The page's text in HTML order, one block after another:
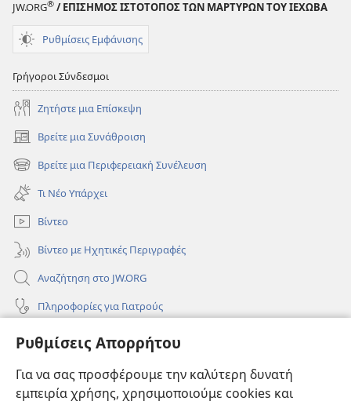
Ρυθμίσεις Απορρήτου
Για να σας προσφέρουμε την καλύτερη δυνατή
εμπειρία χρήσης, χρησιμοποιούμε cookies και
JW.ORG® / ΕΠΙΣΗΜΟΣ ΙΣΤΟΤΟΠΟΣ ΤΩΝ ΜΑΡΤΥΡΩΝ ΤΟΥ ΙΕΧΩΒΑ
Ρυθμίσεις Εμφάνισης
Γρήγοροι Σύνδεσμοι
Ζητήστε μια Επίσκεψη
Βρείτε μια Συνάθροιση
(ανοίγει
νέο
παράθυρο)
Βρείτε μια Περιφερειακή Συνέλευση
(ανοίγει
νέο
παράθυρο)
Τι Νέο Υπάρχει
Βίντεο
Βίντεο με Ηχητικές Περιγραφές
Αναζήτηση στο JW.ORG
Πληροφορίες για Γιατρούς
Πληροφορίες για Επίσημους Φορείς και ΜΜΕ